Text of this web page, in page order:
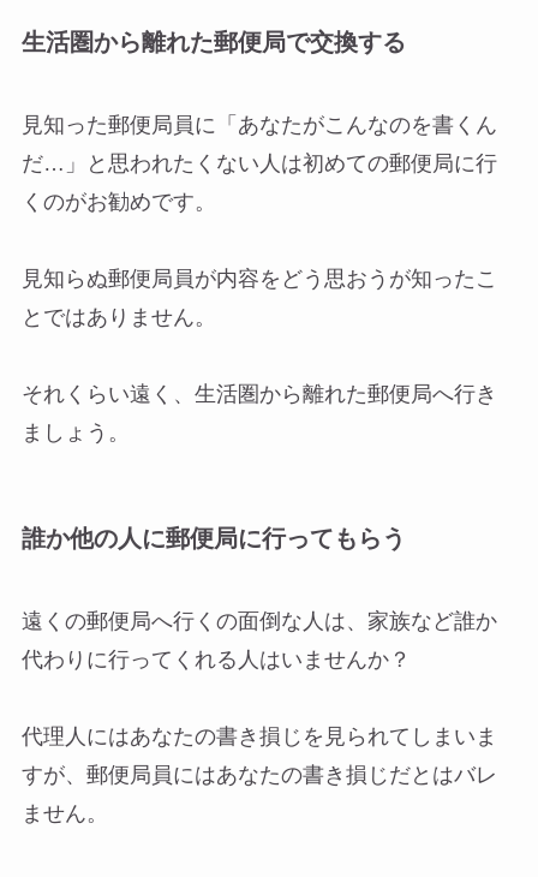
生活圏から離れた郵便局で交換する
見知った郵便局員に「あなたがこんなのを書くん
だ…」と思われたくない人は初めての郵便局に行
くのがお勧めです。
見知らぬ郵便局員が内容をどう思おうが知ったこ
とではありません。
それくらい遠く、生活圏から離れた郵便局へ行き
ましょう。
誰か他の人に郵便局に行ってもらう
遠くの郵便局へ行くの面倒な人は、家族など誰か
代わりに行ってくれる人はいませんか？
代理人にはあなたの書き損じを見られてしまいま
すが、郵便局員にはあなたの書き損じだとはバレ
ません。